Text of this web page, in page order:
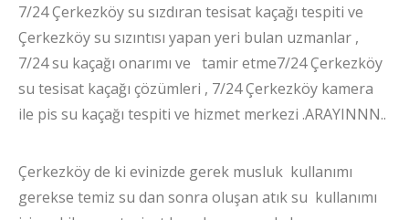
7/24 Çerkezköy su sızdıran tesisat kaçağı tespiti ve
Çerkezköy su sızıntısı yapan yeri bulan uzmanlar ,
7/24 su kaçağı onarımı ve tamir etme7/24 Çerkezköy
su tesisat kaçağı çözümleri , 7/24 Çerkezköy kamera
ile pis su kaçağı tespiti ve hizmet merkezi .ARAYINNN..
Çerkezköy de ki evinizde gerek musluk kullanımı
gerekse temiz su dan sonra oluşan atık su kullanımı